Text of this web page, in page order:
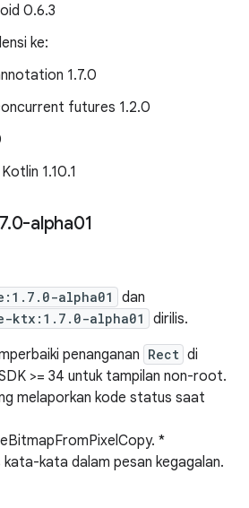
0.6.3
ke:
1.7.0
futures 1.2.0
1.10.1
7.0-alpha01
alpha01 dan
ktx:1.7.0-alpha01
dirilis.
penanganan Rect di
>= 34 untuk tampilan non-root.
melaporkan kode status saat
*
kata-kata dalam pesan kegagalan.